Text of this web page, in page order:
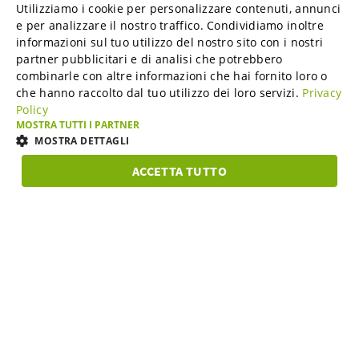
Marketplace B2B
Online Marketing Services
SME-Spotlight
Carriera
ENGLISH
ENGLISH
SPANISH
Utilizziamo i cookie per personalizzare contenuti, annunci
e per analizzare il nostro traffico. Condividiamo inoltre
informazioni sul tuo utilizzo del nostro sito con i nostri
partner pubblicitari e di analisi che potrebbero
combinarle con altre informazioni che hai fornito loro o
che hanno raccolto dal tuo utilizzo dei loro servizi. Privacy
Policy
MOSTRA TUTTI I PARTNER
MOSTRA DETTAGLI
ACCETTA TUTTO
STRETTAMENTE